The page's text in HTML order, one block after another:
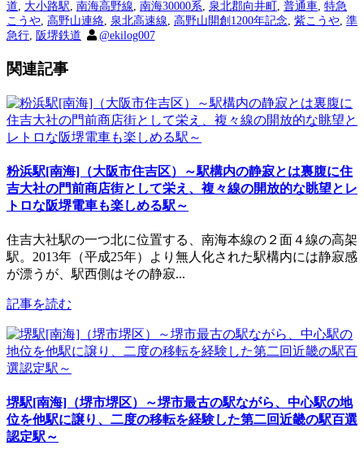
道, 大小路駅, 南海高野線, 南海30000系, 泉北郡向井町 , 普通車, 特急
こうや, 高野山連絡, 泉北高速線, 高野山開創1200年記念, 紫こうや, 準
急行, 阪堺鉄道 @ekilog007
関連記事
粉浜駅[南海]（大阪市住吉区）～駅構内の静寂とは裏腹に住
吉大社の門前商店街として栄え、複々線の開放的な眺望とレ
トロな阪堺電車も楽しめる駅～
住吉大社駅の一つ北に位置する、南海本線の２面４線の高架
駅。2013年（平成25年）より無人化された駅構内には静寂感
が漂うが、駅西側はその静寂...
記事を読む
堺駅[南海]（堺市堺区）～堺市最古の駅ながら、中心駅の地
位を他駅に譲り、二度の移転を経験した第二回近畿の駅百選
認定駅～